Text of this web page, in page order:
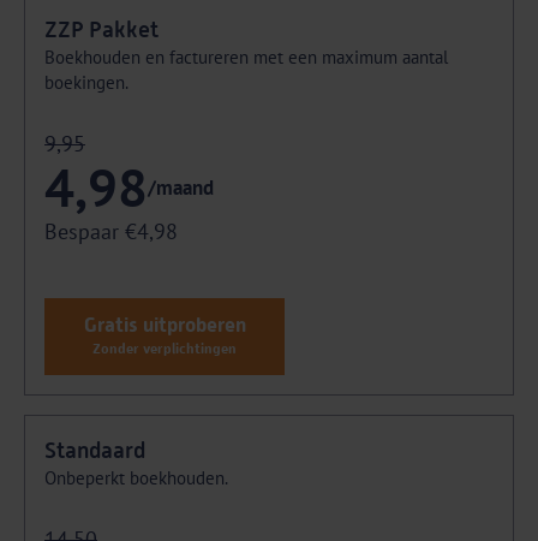
ZZP Pakket
Boekhouden en factureren met een maximum aantal
boekingen.
9,95
4,98/maand
Bespaar €4,98
Gratis uitproberen
Zonder verplichtingen
Standaard
Onbeperkt boekhouden.